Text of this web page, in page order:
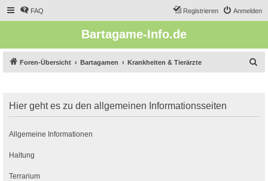
FAQ Anmelden
Registrieren
Bartagame-Info.de
Foren-Übersicht Bartagamen Krankheiten & Tierärzte
e
Hier geht es zu den allgemeinen Informationsseiten
Allgemeine Informationen
Haltung
Terrarium